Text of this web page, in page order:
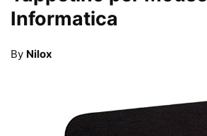
Informatica
By Nilox